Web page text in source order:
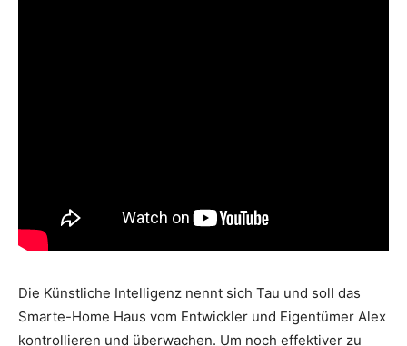
Die Künstliche Intelligenz nennt sich Tau und soll das
Smarte-Home Haus vom Entwickler und Eigentümer Alex
kontrollieren und überwachen. Um noch effektiver zu